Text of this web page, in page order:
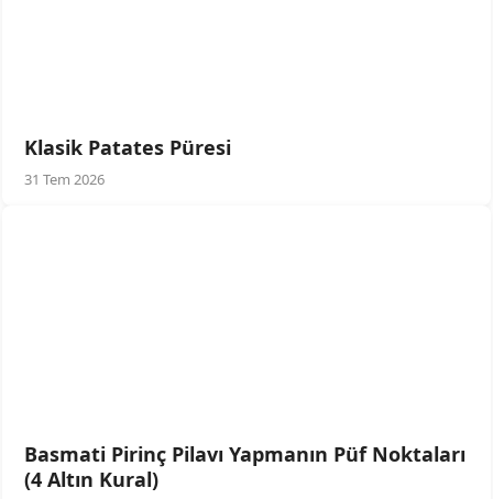
Klasik Patates Püresi
31 Tem 2026
Basmati Pirinç Pilavı Yapmanın Püf Noktaları
(4 Altın Kural)